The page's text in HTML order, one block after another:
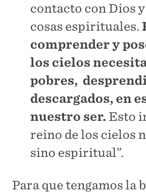
contacto con Dios
cosas espirituales.
comprender y
los cielos
pobres,
descargados, en
nuestro ser. Esto
reino de los cielos
sino espiritual”.
Para que tengamos la